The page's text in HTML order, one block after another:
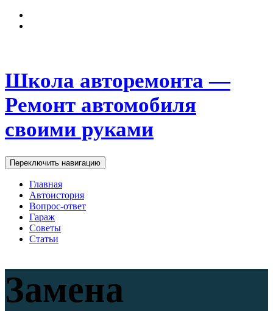
Школа авторемонта —
Ремонт автомобиля
своими руками
Переключить навигацию
Главная
Автоистория
Вопрос-ответ
Гараж
Советы
Статьи
Замена